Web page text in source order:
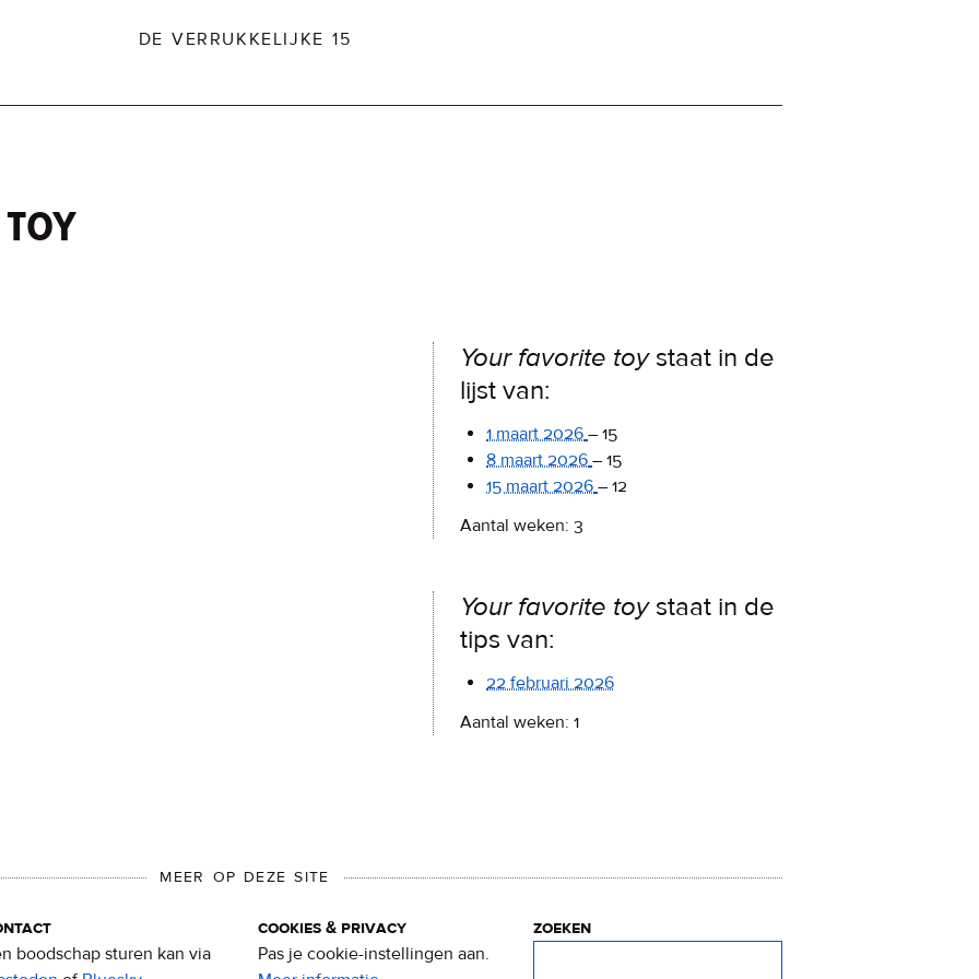
DE VERRUKKELIJKE 15
Your favorite toystaat in de
lijst van:
1 maart 2026 – 15
8 maart 2026 – 15
15 maart 2026 – 12
Aantal weken: 3
Your favorite toystaat in de
tips van:
22 februari 2026
Aantal weken: 1
MEER OP DEZE SITE
boodschap sturen kan via
cookies & privacy
Pas je cookie-instellingen aan.
zoeken